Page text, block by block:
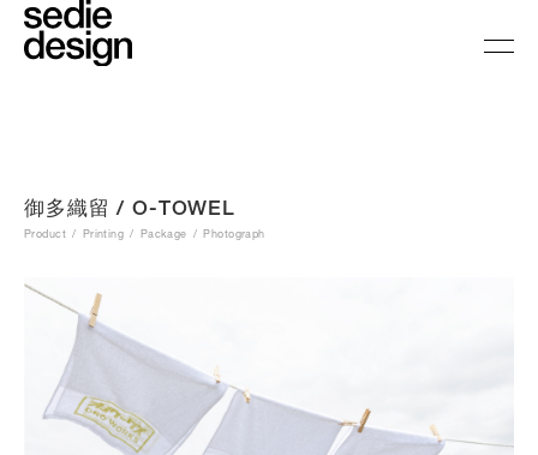
御多織留 / O-TOWEL
Product Printing Package Photograph